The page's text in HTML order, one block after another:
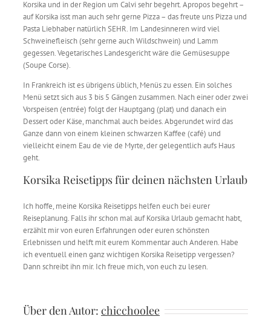
Korsika und in der Region um Calvi sehr begehrt. Apropos begehrt –
auf Korsika isst man auch sehr gerne Pizza – das freute uns Pizza und
Pasta Liebhaber natürlich SEHR. Im Landesinneren wird viel
Schweinefleisch (sehr gerne auch Wildschwein) und Lamm
gegessen. Vegetarisches Landesgericht wäre die Gemüsesuppe
(Soupe Corse).
In Frankreich ist es übrigens üblich, Menüs zu essen. Ein solches
Menü setzt sich aus 3 bis 5 Gängen zusammen. Nach einer oder zwei
Vorspeisen (entrée) folgt der Hauptgang (plat) und danach ein
Dessert oder Käse, manchmal auch beides. Abgerundet wird das
Ganze dann von einem kleinen schwarzen Kaffee (café) und
vielleicht einem Eau de vie de Myrte, der gelegentlich aufs Haus
geht.
Korsika Reisetipps für deinen nächsten Urlaub
Ich hoffe, meine Korsika Reisetipps helfen euch bei eurer
Reiseplanung. Falls ihr schon mal auf Korsika Urlaub gemacht habt,
erzählt mir von euren Erfahrungen oder euren schönsten
Erlebnissen und helft mit eurem Kommentar auch Anderen. Habe
ich eventuell einen ganz wichtigen Korsika Reisetipp vergessen?
Dann schreibt ihn mir. Ich freue mich, von euch zu lesen.
Über den Autor: chicchoolee